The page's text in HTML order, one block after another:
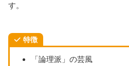
す。
特徴
「論理派」の芸風